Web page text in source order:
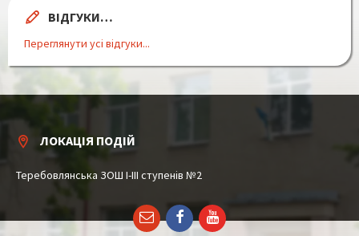
ВІДГУКИ…
Переглянути усі відгуки...
ЛОКАЦІЯ ПОДІЙ
Теребовлянська ЗОШ І-ІІІ ступенів №2
EmailFacebookYouTube